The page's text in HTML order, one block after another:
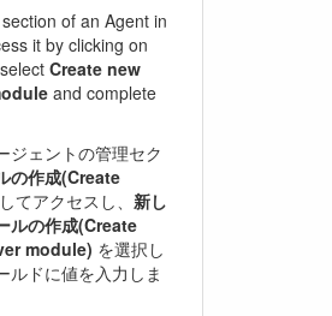
of an Agent in
it by clicking on
Create new
and complete
ジェントの管理セク
の作成(Create
てアクセスし、 新し
ルの作成(Create
module) を選択し
ルドに値を入力しま